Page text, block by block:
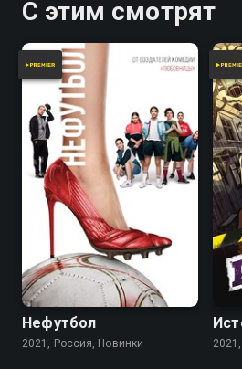
С этим смотрят
Нефутбол
2021, Россия, Новинки